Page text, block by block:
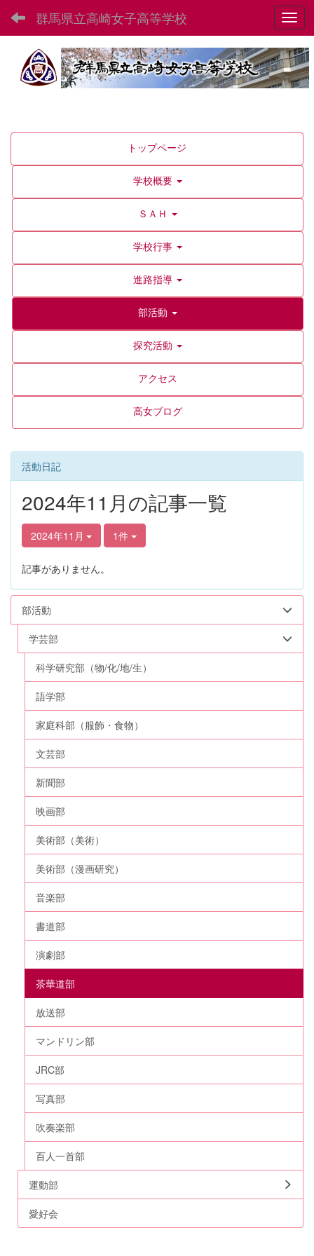
群馬県立高崎女子高等学校
トップページ
学校概要
ＳＡＨ
学校行事
進路指導
部活動
探究活動
アクセス
高女ブログ
活動日記
2024年11月の記事一覧
2024年11月 1件
記事がありません。
部活動
学芸部
科学研究部（物/化/地/生）
語学部
家庭科部（服飾・食物）
文芸部
新聞部
映画部
美術部（美術）
美術部（漫画研究）
音楽部
書道部
演劇部
茶華道部
放送部
マンドリン部
JRC部
写真部
吹奏楽部
百人一首部
運動部
愛好会